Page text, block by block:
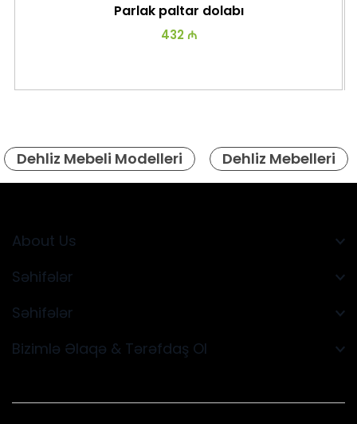
Parlak paltar dolabı
432 ₼
Dehliz Mebeli Modelleri Dehliz Mebelleri
About Us
Səhifələr
Səhifələr
Bizimlə Əlaqə & Tərəfdaş Ol